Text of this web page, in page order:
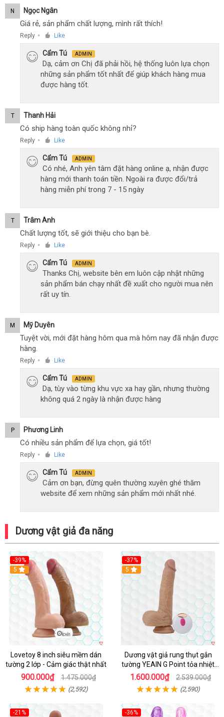
N Ngọc Ngân
Giá rẻ, sản phẩm chất lượng, mình rất thích!
Reply ● Like
Cẩm Tú ADMIN
Dạ, cảm ơn Chị đã phải hồi, hệ thống luôn lựa chọn
những sản phẩm tốt nhất để giúp khách hàng mua
được hàng tốt.
T Thanh Hải
Có ship hàng toàn quốc không nhỉ?
Reply ● Like
Cẩm Tú ADMIN
Có nhé, Anh yên tâm đặt hàng online ạ, nhận được
hàng mới thanh toán tiền. Ngoài ra được đổi/trả
hàng miễn phí trong 7 - 15 ngày
T Trâm Anh
Chất lượng tốt, sẽ giới thiệu cho bạn bè.
Reply ● Like
Cẩm Tú ADMIN
Thanks Chị, website bên em luôn cập nhật những
sản phẩm bán chạy nhất đề xuất cho người mua nên
rất uy tín.
M Mỹ Duyên
Tuyệt vời, mới đặt hàng hôm qua mà hôm nay đã nhận được
hàng.
Reply ● Like
Cẩm Tú ADMIN
Dạ, tùy vào từng khu vực xa hay gần, nhưng thường
không quá 2 ngày là nhận được hàng
P Phương Linh
Có nhiều sản phẩm để lựa chọn, giá tốt!
Reply ● Like
Cẩm Tú ADMIN
Cảm ơn bạn, đừng quên thường xuyên ghé thăm
website để xem những sản phẩm mới nhất nhé.
Dương vật giả đa năng
-39%
Hot
5
Lovetoy 8 inch siêu mềm dán
tường 2 lớp - Cảm giác thật nhất
900.000₫ 1.475.000₫
(2,592)
-37%
5
Dương vật giả rung thụt gắn
tường YEAIN G Point tỏa nhiệt
điều khiển từ xa
1.600.000₫ 2.539.000₫
(2,590)
-21% -36%